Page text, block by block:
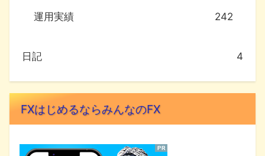
運用実績 242
日記 4
FXはじめるならみんなのFX